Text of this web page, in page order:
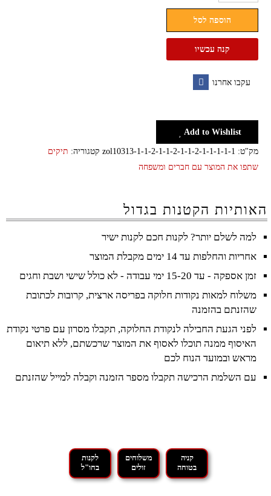
ארנק
לאישה
הוספה לסל
קנה עכשיו
עקבו אחרנו
Add to Wishlist
מק"ט: zol10313-1-1-2-1-1-2-1-1-2-1-1-1-1-1 קטגוריה: תיקים
שתפו את המוצר עם חברים ומשפחה
האותיות הקטנות בגדול
למה לשלם יותר? לקנות חכם לקנות ישיר
אחריות והחלפות עד 14 ימים מקבלת המוצר
זמן אספקה - עד 15-20 ימי עבודה - לא כולל שישי ושבת וחגים
משלוח למאות נקודות חלוקה בפריסה ארצית, קרובות לכתובת
שהזנתם בהזמנה
לפני הגעת החבילה לנקודת החלוקה, תקבלו מסרון עם פרטי נקודת
האיסוף ממנה תוכלו לאסוף את המוצר שרכשתם, ללא תיאום
מראש ובמועד הנוח לכם
עם השלמת הרכישה תקבלו מספר הזמנה וקבלה למייל שהזנתם
קניה
בטוחה
משלוחים
זולים
לקנות
בחו"ל